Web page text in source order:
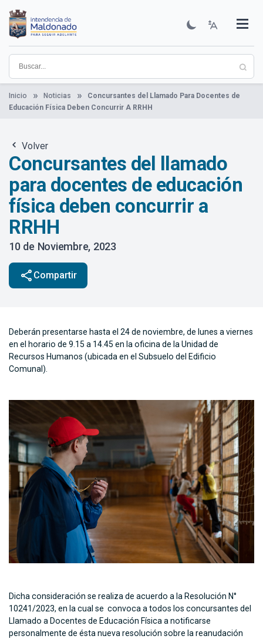
contenido
principal
Institucional
Municipios
Descubre Maldonado
Comunicación
Servicios
Guía De Trámites
Ver Noticias
Inicio Noticias
Concursantes del Llamado Para Docentes de
Educación Física Deben Concurrir A RRHH
Volver
Concursantes del llamado
para docentes de educación
física deben concurrir a
RRHH
10 de Noviembre, 2023
share Compartir
Deberán presentarse hasta el 24 de noviembre, de lunes a viernes
en el horario de 9.15 a 14.45 en la oficina de la Unidad de
Recursos Humanos (ubicada en el Subsuelo del Edificio
Comunal).
Dicha consideración se realiza de acuerdo a la Resolución N°
10241/2023, en la cual se convoca a todos los concursantes del
Llamado a Docentes de Educación Física a notificarse
personalmente de ésta nueva resolución sobre la reanudación